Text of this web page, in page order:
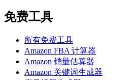
免费工具
所有免费工具
Amazon FBA 计算器
Amazon 销量估算器
Amazon 关键词生成器